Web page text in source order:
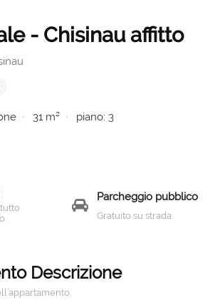
- Chisinau affitto
31 m² piano: 3
Parcheggio pubblico
Gratuito su strada
Descrizione